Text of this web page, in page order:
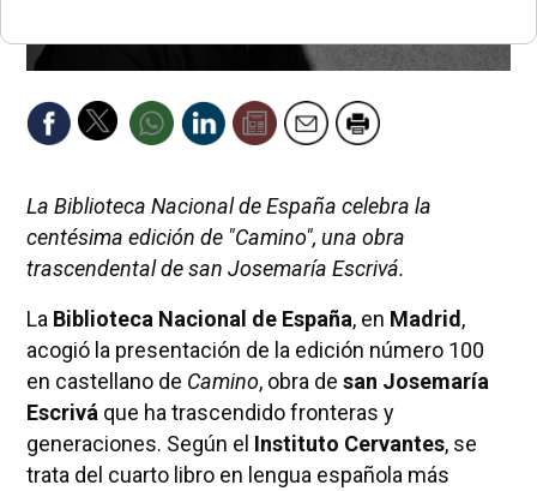
La Biblioteca Nacional de España celebra la
centésima edición de "Camino", una obra
trascendental de san Josemaría Escrivá.
La Biblioteca Nacional de España, en Madrid,
acogió la presentación de la edición número 100
en castellano de Camino, obra de san Josemaría
Escrivá que ha trascendido fronteras y
generaciones. Según el Instituto Cervantes, se
trata del cuarto libro en lengua española más